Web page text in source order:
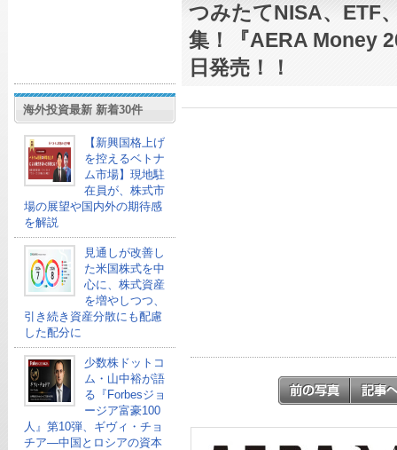
海外投資最新 新着30件
【新興国格上げ
を控えるベトナ
ム市場】現地駐
在員が、株式市
場の展望や国内外の期待感
を解説
見通しが改善し
た米国株式を中
心に、株式資産
を増やしつつ、
引き続き資産分散にも配慮
した配分に
少数株ドットコ
ム・山中裕が語
る『Forbesジョ
ージア富豪100
人』第10弾、ギヴィ・チョ
チア―中国とロシアの資本
つみたてNISA、ETF
集！『AERA Money
日発売！！